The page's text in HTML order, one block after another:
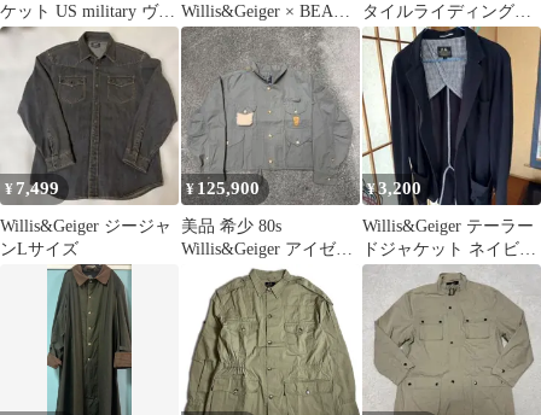
ケット US military ヴィ
ンテージ テーラード
Willis&Geiger × BEAMS
PLUS サファリジャケ
ット ベルト付き USA製
コットン 36 ベージュ
/FF
タイルライディングコ
ート M ライナー付
¥7,499
Willis&Geiger ジージャ
ンLサイズ
¥ 125,900
美品 希少 80s
Willis&Geiger アイゼン
ハワージャケット XL
¥3,200
Willis&Geiger テーラー
ドジャケット ネイビー
L